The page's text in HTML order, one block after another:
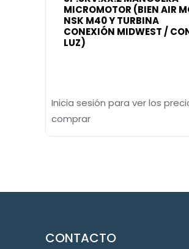
MICROMOTOR (BIEN AIR
NSK M40 Y TURBINA
CONEXIÓN MIDWEST /
LUZ)
Inicia sesión para ver los
comprar
CONTACTO